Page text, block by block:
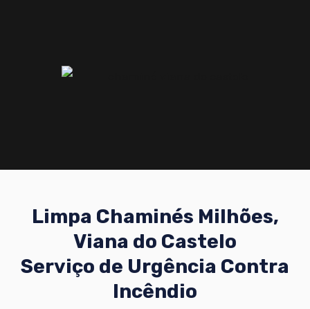
Limpa Chaminés Milhões,
Viana do Castelo
Serviço de Urgência Contra
Incêndio